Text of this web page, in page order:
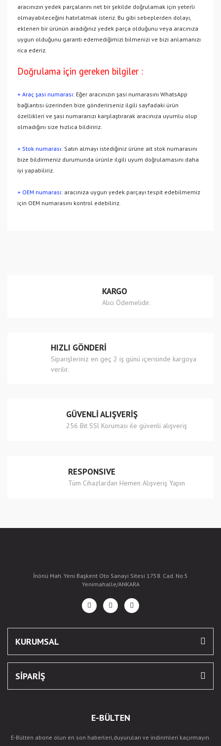
aracınızın yedek parçalarını net bir şekilde doğrulamak için yeterli
olmayabileceğini hatırlatmak isteriz. Bu gibi sebeplerden dolayı,
eklenen bir ürünün aradığınız yedek parça olduğunu veya aracınıza
uygun olduğunu garanti edemediğimizi bilmenizi ve bizi anlamanızı
rica ederiz.
Doğrulama için gereken bilgiler :
+ Araç şasi numarası: Eğer aracınızın şasi numarasını WhatsApp
bağlantısı üzerinden bize gönderirseniz ilgili sayfadaki ürün
özellikleri ve şasi numaranızı karşılaştırarak aracınıza uyumlu olup
olmadığını size hızlıca bildiririz.
+ Stok numarası: Satın almayı istediğiniz ürüne ait stok numarasını
bize bildirmeniz durumunda ürünle ilgili uyum doğrulamasını daha
iyi yapabiliriz.
+ OEM numarası: aracınıza uygun yedek parçayı tespit edebilmemiz
için OEM numarasını kontrol edebiliriz.
Ürün açıklamasında eksik bilgiler bulunuyor.
Bu ürüne benzer farklı alternatifler olmalı.
Gönder
KARGO
Alıcı Ödemelidir.
HIZLI GÖNDERİ
Siparişleriniz en geç 2 iş günü içerisinde kargoya
verilir.
GÜVENLİ ALIŞVERİŞ
256 Bit SSl Koruması ile güvenli alışveriş
RESPONSIVE
Tüm Cihazlardan Hemen Alışveriş Yapın
İnönü Mah. Yeni Başkent Oto Sanayi Sitesi 1758. Cad. No:5
Yenimahalle/ANKARA
KURUMSAL
SİPARİŞ
E-BÜLTEN
E-Bülten abone olun en son haberleri,duyuruları ve indirimleri kaçırmayın.